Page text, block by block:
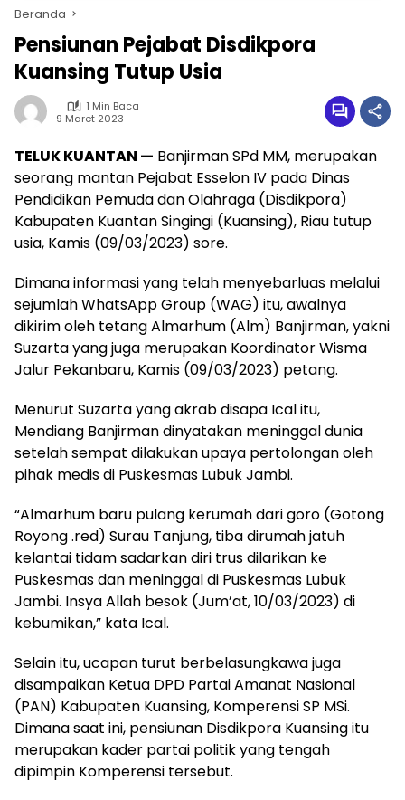
Beranda
Pensiunan Pejabat Disdikpora
Kuansing Tutup Usia
1 Min Baca
9 Maret 2023
TELUK KUANTAN — Banjirman SPd MM, merupakan
seorang mantan Pejabat Esselon IV pada Dinas
Pendidikan Pemuda dan Olahraga (Disdikpora)
Kabupaten Kuantan Singingi (Kuansing), Riau tutup
usia, Kamis (09/03/2023) sore.
Dimana informasi yang telah menyebarluas melalui
sejumlah WhatsApp Group (WAG) itu, awalnya
dikirim oleh tetang Almarhum (Alm) Banjirman, yakni
Suzarta yang juga merupakan Koordinator Wisma
Jalur Pekanbaru, Kamis (09/03/2023) petang.
Menurut Suzarta yang akrab disapa Ical itu,
Mendiang Banjirman dinyatakan meninggal dunia
setelah sempat dilakukan upaya pertolongan oleh
pihak medis di Puskesmas Lubuk Jambi.
“Almarhum baru pulang kerumah dari goro (Gotong
Royong .red) Surau Tanjung, tiba dirumah jatuh
kelantai tidam sadarkan diri trus dilarikan ke
Puskesmas dan meninggal di Puskesmas Lubuk
Jambi. Insya Allah besok (Jum’at, 10/03/2023) di
kebumikan,” kata Ical.
Selain itu, ucapan turut berbelasungkawa juga
disampaikan Ketua DPD Partai Amanat Nasional
(PAN) Kabupaten Kuansing, Komperensi SP MSi.
Dimana saat ini, pensiunan Disdikpora Kuansing itu
merupakan kader partai politik yang tengah
dipimpin Komperensi tersebut.